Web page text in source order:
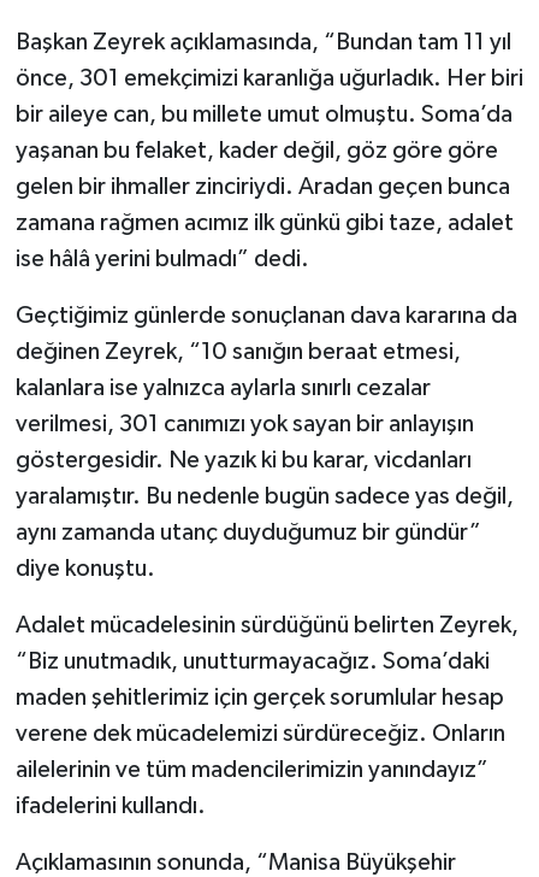
Başkan Zeyrek açıklamasında, “Bundan tam 11 yıl
önce, 301 emekçimizi karanlığa uğurladık. Her biri
bir aileye can, bu millete umut olmuştu. Soma’da
yaşanan bu felaket, kader değil, göz göre göre
gelen bir ihmaller zinciriydi. Aradan geçen bunca
zamana rağmen acımız ilk günkü gibi taze, adalet
ise hâlâ yerini bulmadı” dedi.
Geçtiğimiz günlerde sonuçlanan dava kararına da
değinen Zeyrek, “10 sanığın beraat etmesi,
kalanlara ise yalnızca aylarla sınırlı cezalar
verilmesi, 301 canımızı yok sayan bir anlayışın
göstergesidir. Ne yazık ki bu karar, vicdanları
yaralamıştır. Bu nedenle bugün sadece yas değil,
aynı zamanda utanç duyduğumuz bir gündür”
diye konuştu.
Adalet mücadelesinin sürdüğünü belirten Zeyrek,
“Biz unutmadık, unutturmayacağız. Soma’daki
maden şehitlerimiz için gerçek sorumlular hesap
verene dek mücadelemizi sürdüreceğiz. Onların
ailelerinin ve tüm madencilerimizin yanındayız”
ifadelerini kullandı.
Açıklamasının sonunda, “Manisa Büyükşehir